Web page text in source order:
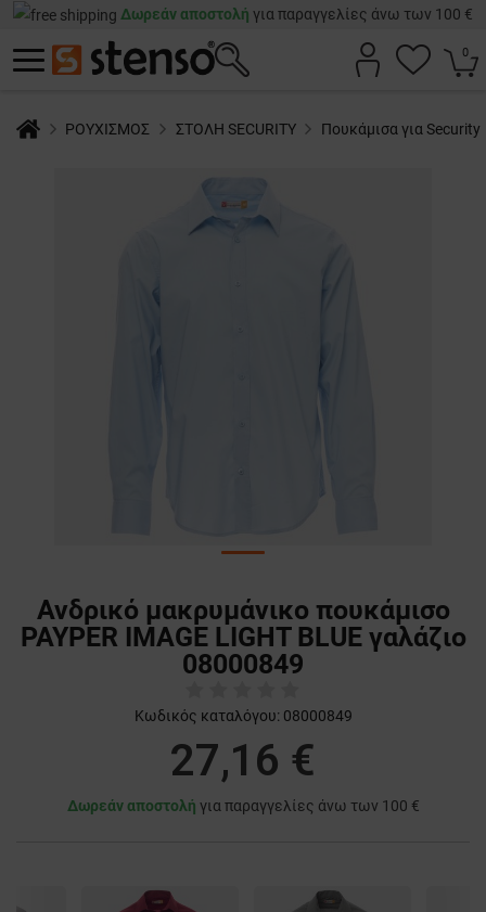
Δωρεάν αποστολή για παραγγελίες άνω των 100 €
0
ΡΟΥΧΙΣΜΟΣ ΣΤΟΛΗ SECURITY Πουκάμισα για Security
Ανδρικό μακρυμάνικο πουκάμισο
PAYPER IMAGE LIGHT BLUE γαλάζιο
08000849
Κωδικός καταλόγου: 08000849
27,16 €
Δωρεάν αποστολή για παραγγελίες άνω των 100 €